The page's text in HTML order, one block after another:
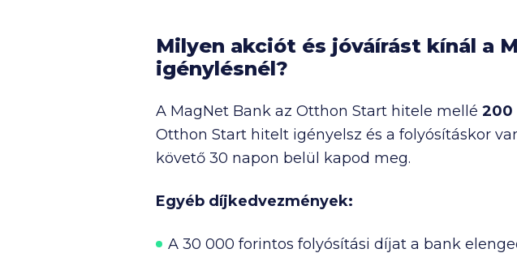
Milyen akciót és jóváírást kínál a
igénylésnél?
A MagNet Bank az Otthon Start hitele mellé 200
Otthon Start hitelt igényelsz és a folyósításkor
követő 30 napon belül kapod meg.
Egyéb díjkedvezmények:
A 30 000 forintos folyósítási díjat a bank